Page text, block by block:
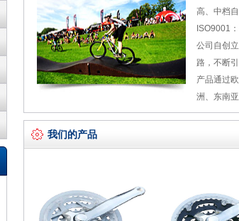
高、中档
ISO9001
公司自创
路，不断
产品通过
洲、东南
我们的产品